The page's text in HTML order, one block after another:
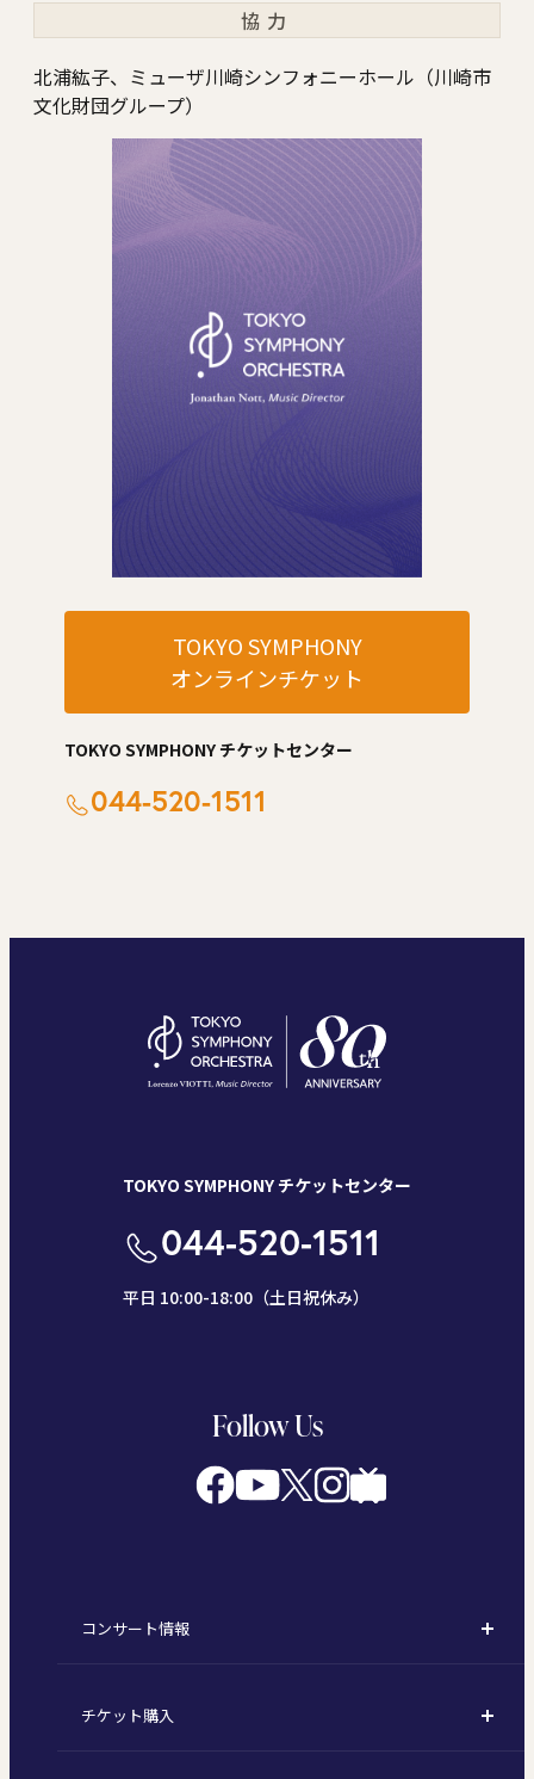
協力
北浦紘子、ミューザ川崎シンフォニーホール（川崎市
文化財団グループ）
TOKYO SYMPHONY
オンラインチケット
TOKYO SYMPHONY チケットセンター
044-520-1511
TOKYO SYMPHONY チケットセンター
044-520-1511
平日 10:00-18:00（土日祝休み）
Follow Us
コンサート情報
定期演奏会
チケット購入